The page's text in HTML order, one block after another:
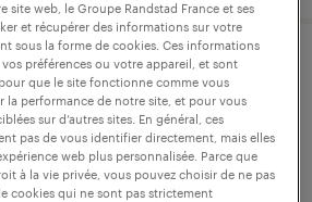
d'études cvc-p (f/h)
000 € par année
site web, le Groupe Randstad France et ses
et récupérer des informations sur votre
sous la forme de cookies. Ces informations
préférences ou votre appareil, et sont
que le site fonctionne comme vous
la performance de notre site, et pour vous
sur d’autres sites. En général, ces
pas de vous identifier directement, mais elles
web plus personnalisée. Parce que
à la vie privée, vous pouvez choisir de ne pas
cookies qui ne sont pas strictement